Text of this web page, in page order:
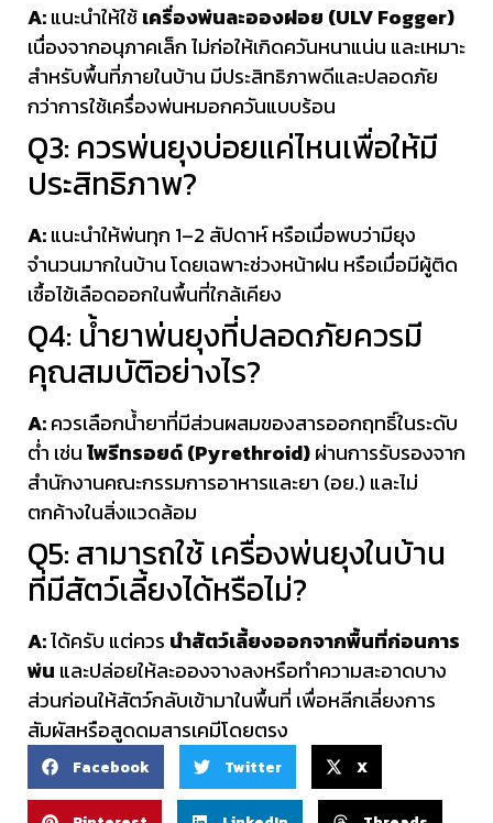
A:แนะนำให้ใช้เครื่องพ่นละอองฝอย (ULV Fogger)
เนื่องจากอนุภาคเล็ก ไม่ก่อให้เกิดควันหนาแน่น และเหมาะ
สำหรับพื้นที่ภายในบ้าน มีประสิทธิภาพดีและปลอดภัย
กว่าการใช้เครื่องพ่นหมอกควันแบบร้อน
Q3: ควรพ่นยุงบ่อยแค่ไหนเพื่อให้มี
ประสิทธิภาพ?
A:แนะนำให้พ่นทุก 1–2 สัปดาห์ หรือเมื่อพบว่ามียุง
จำนวนมากในบ้าน โดยเฉพาะช่วงหน้าฝน หรือเมื่อมีผู้ติด
เชื้อไข้เลือดออกในพื้นที่ใกล้เคียง
Q4: น้ำยาพ่นยุงที่ปลอดภัยควรมี
คุณสมบัติอย่างไร?
A:ควรเลือกน้ำยาที่มีส่วนผสมของสารออกฤทธิ์ในระดับ
ต่ำ เช่นไพรีทรอยด์ (Pyrethroid)ผ่านการรับรองจาก
สำนักงานคณะกรรมการอาหารและยา (อย.) และไม่
ตกค้างในสิ่งแวดล้อม
Q5: สามารถใช้ เครื่องพ่นยุงในบ้าน
ที่มีสัตว์เลี้ยงได้หรือไม่?
A:ได้ครับ แต่ควร นำสัตว์เลี้ยงออกจากพื้นที่ก่อนการ
พ่น และปล่อยให้ละอองจางลงหรือทำความสะอาดบาง
ส่วนก่อนให้สัตว์กลับเข้ามาในพื้นที่ เพื่อหลีกเลี่ยงการ
สัมผัสหรือสูดดมสารเคมีโดยตรง
Facebook Twitter X